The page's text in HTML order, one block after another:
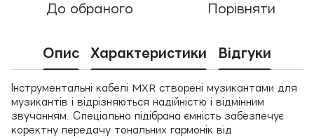
До обраного Порівняти
Опис Характеристики Відгуки
Інструментальні кабелі MXR створені музикантами для
музикантів і відрізняються надійністю і відмінним
звучанням. Спеціально підібрана ємність забезпечує
коректну передачу тональних гармонік від